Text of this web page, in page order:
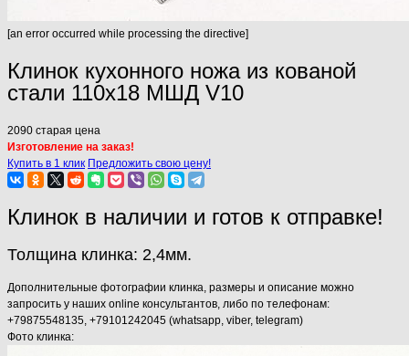
[an error occurred while processing the directive]
Клинок кухонного ножа из кованой
стали 110х18 МШД V10
2090 старая цена
Изготовление на заказ!
Купить в 1 клик Предложить свою цену!
Клинок в наличии и готов к отправке!
Толщина клинка: 2,4мм.
Дополнительные фотографии клинка, размеры и описание можно
запросить у наших online консультантов, либо по телефонам:
+79875548135, +79101242045 (whatsapp, viber, telegram)
Фото клинка: